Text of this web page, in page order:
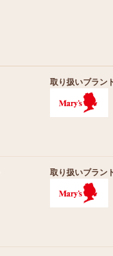
取り扱いブラン
取り扱いブラン